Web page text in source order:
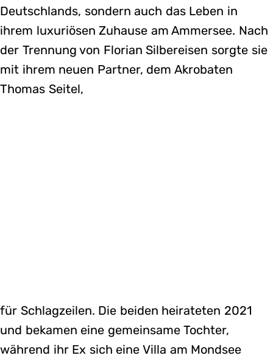
Deutschlands, sondern auch das Leben in
ihrem luxuriösen Zuhause am Ammersee. Nach
der Trennung von Florian Silbereisen sorgte sie
mit ihrem neuen Partner, dem Akrobaten
Thomas Seitel,
für Schlagzeilen. Die beiden heirateten 2021
und bekamen eine gemeinsame Tochter,
während ihr Ex sich eine Villa am Mondsee